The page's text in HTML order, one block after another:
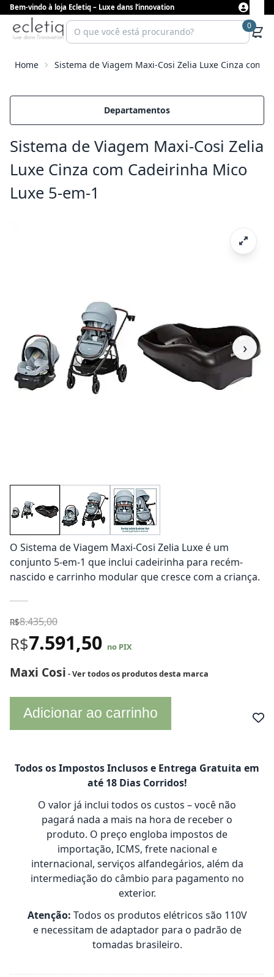
Bem-vindo à loja Ecletiq – Luxe dans l’innovation
0
Home Sistema de Viagem Maxi-Cosi Zelia Luxe Cinza com
Departamentos
Sistema de Viagem Maxi-Cosi Zelia
Luxe Cinza com Cadeirinha Mico
Luxe 5-em-1
›
O Sistema de Viagem Maxi-Cosi Zelia Luxe é um
conjunto 5-em-1 que inclui cadeirinha para recém-
nascido e carrinho modular que cresce com a criança.
R$8.435,00
R$7.591,50 no PIX
Maxi Cosi - Ver todos os produtos desta marca
Adicionar ao carrinho
Todos os Impostos Inclusos e Entrega Gratuita em
até 18 Dias Corridos!
O valor já inclui todos os custos – você não
pagará nada a mais na hora de receber o
produto. O preço engloba impostos de
importação, ICMS, frete nacional e
internacional, serviços alfandegários, além da
intermediação do câmbio para pagamento no
exterior.
Atenção: Todos os produtos elétricos são 110V
e necessitam de adaptador para o padrão de
tomadas brasileiro.